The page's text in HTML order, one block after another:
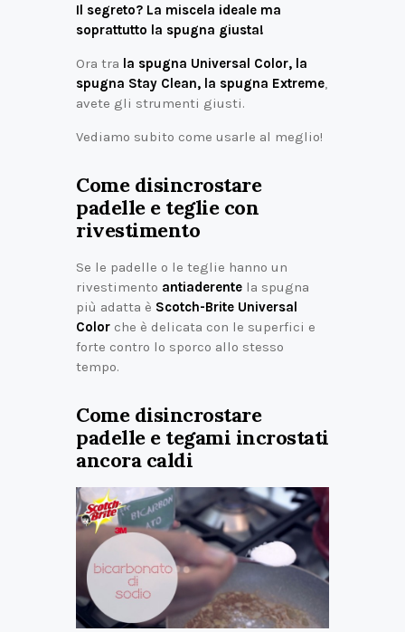
Il segreto? La miscela ideale ma
soprattutto la spugna giusta!
Ora tra la spugna Universal Color, la
spugna Stay Clean, la spugna Extreme,
avete gli strumenti giusti.
Vediamo subito come usarle al meglio!
Come disincrostare
padelle e teglie con
rivestimento
Se le padelle o le teglie hanno un
rivestimento antiaderente la spugna
più adatta è Scotch-Brite Universal
Color che è delicata con le superfici e
forte contro lo sporco allo stesso
tempo.
Come disincrostare
padelle e tegami incrostati
ancora caldi